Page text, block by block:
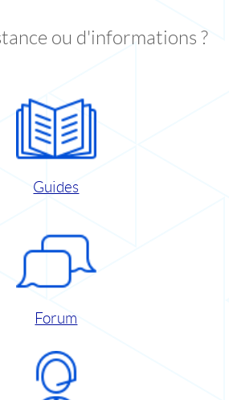
ou d'informations ?
Guides
Forum